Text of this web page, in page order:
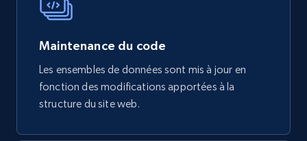
Maintenance du code
Les ensembles de données sont mis à jour en
fonction des modifications apportées à la
structure du site web.